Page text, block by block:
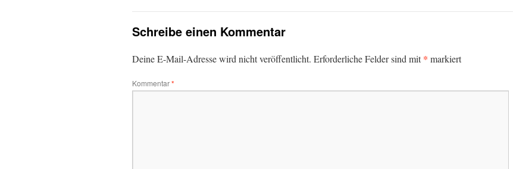
Schreibe einen Kommentar
Deine E-Mail-Adresse wird nicht veröffentlicht. Erforderliche Felder sind mit* markiert
Kommentar*